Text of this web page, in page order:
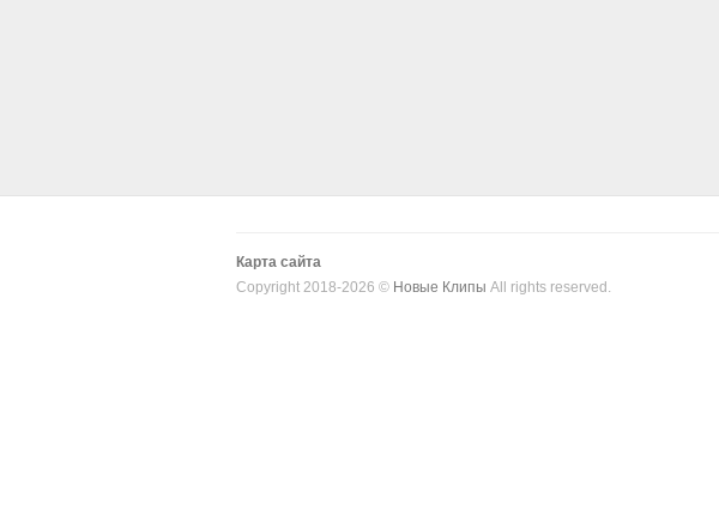
Карта сайта
Copyright 2018-2026 © Новые Клипы All rights reserved.